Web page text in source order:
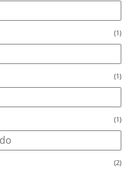
(1)
(1)
(1)
(2)